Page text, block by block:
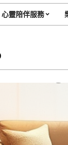
心靈陪伴服務